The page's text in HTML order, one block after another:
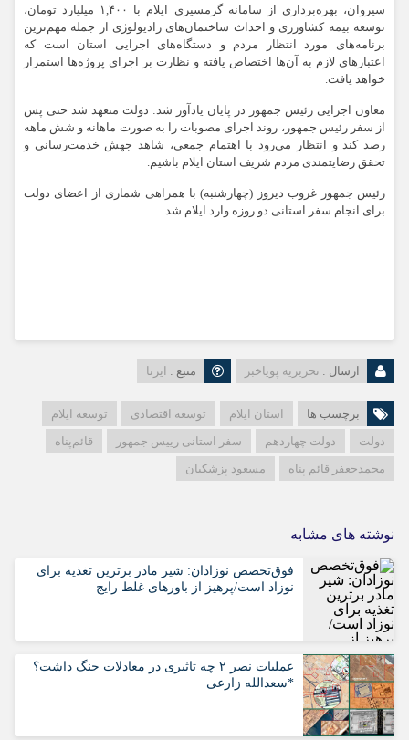
سیروان، بهره‌برداری از سامانه گرمسیری ایلام با ۱,۴۰۰ میلیارد تومان،
توسعه بیمه کشاورزی و احداث ساختمان‌های رادیولوژی از جمله مهم‌ترین
برنامه‌های مورد انتظار مردم و دستگاه‌های اجرایی استان است که
اعتبارهای لازم به آن‌ها اختصاص یافته و نظارت بر اجرای پروژه‌ها استمرار
خواهد یافت.
معاون اجرایی رئیس جمهور در پایان یادآور شد: دولت متعهد شد حتی پس
از سفر رئیس جمهور، روند اجرای مصوبات را به صورت ماهانه و شش ماهه
رصد کند و انتظار می‌رود با اهتمام جمعی، شاهد جهش خدمت‌رسانی و
تحقق رضایتمندی مردم شریف استان ایلام باشیم.
رئیس جمهور غروب دیروز (چهارشنبه) با همراهی شماری از اعضای دولت
برای انجام سفر استانی دو روزه وارد ایلام شد.
ارسال : تحریریه پویاخبر منبع : ایرنا
برچسب ها استان ایلام توسعه اقتصادی
توسعه ایلام
دولت
دولت چهاردهم سفر استانی رییس جمهور
قائم‌پناه
محمدجعفر قائم پناه
مسعود پزشکیان
نوشته های مشابه
فوق‌تخصص نوزادان: شیر مادر برترین تغذیه برای
نوزاد است/پرهیز از باورهای غلط رایج
عملیات نصر ۲ چه تاثیری در معادلات جنگ داشت؟
*سعدالله زارعی